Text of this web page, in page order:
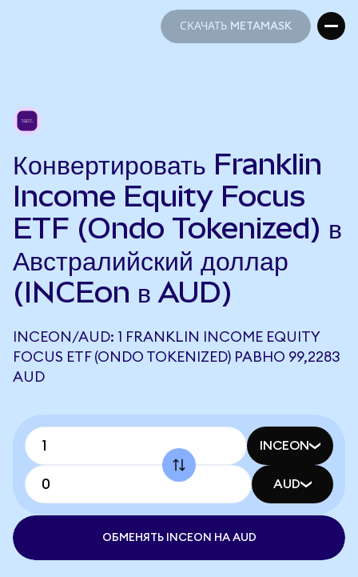
СКАЧАТЬ METAMASK
Конвертировать Franklin
Income Equity Focus
ETF (Ondo Tokenized) в
Австралийский доллар
(INCEon в AUD)
INCEON/AUD: 1 FRANKLIN INCOME EQUITY
FOCUS ETF (ONDO TOKENIZED) РАВНО 99,2283
AUD
INCEON
AUD
ОБМЕНЯТЬ INCEON НА AUD